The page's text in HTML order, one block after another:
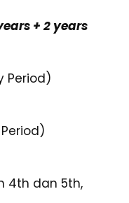
+ 2 years
Period)
4th dan 5th,